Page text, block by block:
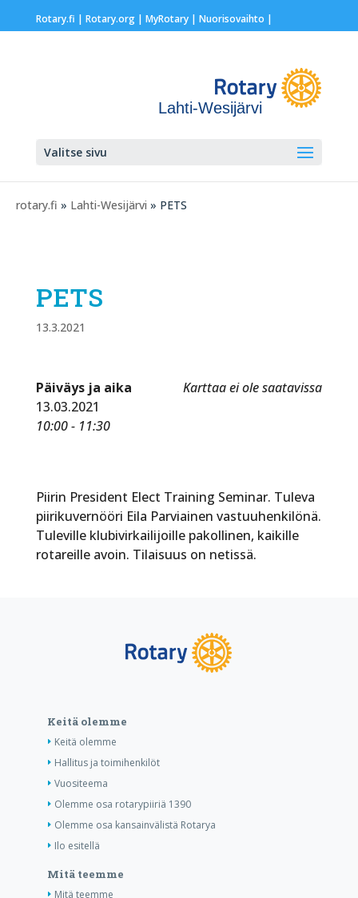
Rotary.fi | Rotary.org| MyRotary | Nuorisovaihto |
Lahti-Wesijärvi
Valitse sivu
rotary.fi » Lahti-Wesijärvi » PETS
PETS
13.3.2021
Karttaa ei ole saatavissa
Päiväys ja aika
13.03.2021
10:00 - 11:30
Piirin President Elect Training Seminar. Tuleva
piirikuvernööri Eila Parviainen vastuuhenkilönä.
Tuleville klubivirkailijoille pakollinen, kaikille
rotareille avoin. Tilaisuus on netissä.
Keitä olemme
Keitä olemme
Hallitus ja toimihenkilöt
Vuositeema
Olemme osa rotarypiiriä 1390
Olemme osa kansainvälistä Rotarya
Ilo esitellä
Mitä teemme
Mitä teemme